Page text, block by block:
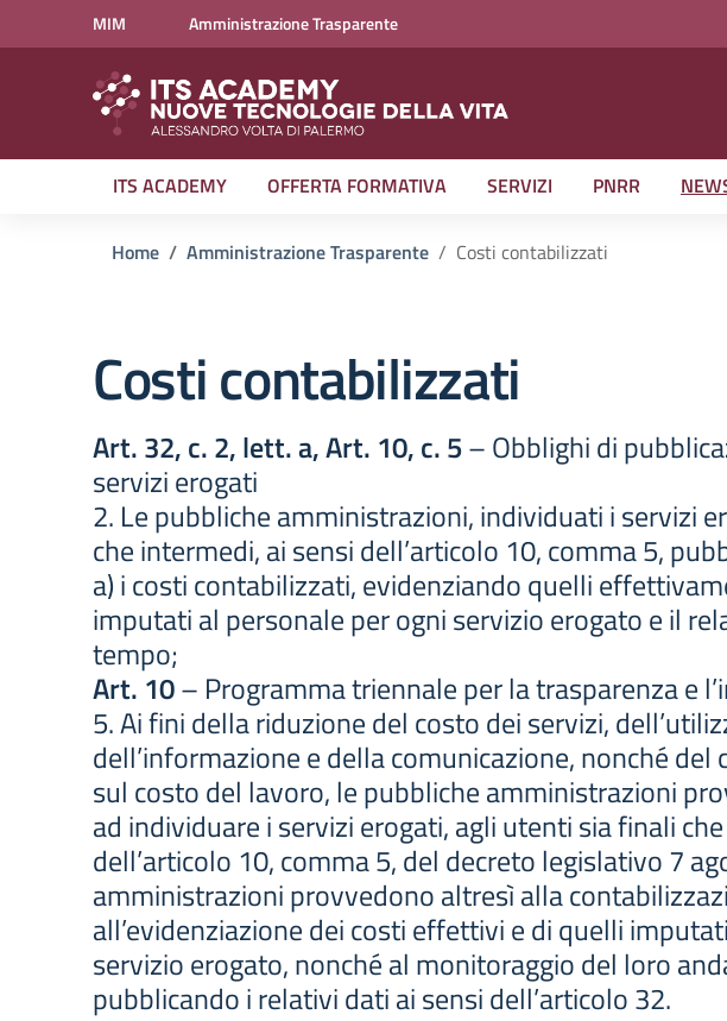
Vai ai contenuti
Vai al menu di navigazione
MIM Amministrazione Trasparente
ITS ACADEMY OFFERTA FORMATIVA SERVIZI PNRR
Home Amministrazione Trasparente Costi contabilizzati
Costi contabilizzati
Art. 32, c. 2, lett. a, Art. 10, c. 5– Obblighi di
servizi erogati
2. Le pubbliche amministrazioni, individuati i servizi
che intermedi, ai sensi dell’articolo 10, comma 5,
a) i costi contabilizzati, evidenziando quelli
imputati al personale per ogni servizio erogato e il
tempo;
Art. 10– Programma triennale per la trasparenza e
5. Ai fini della riduzione del costo dei servizi,
dell’informazione e della comunicazione, nonché
sul costo del lavoro, le pubbliche amministrazioni
ad individuare i servizi erogati, agli utenti sia finali
dell’articolo 10, comma 5, del decreto legislativo 7
amministrazioni provvedono altresì alla
all’evidenziazione dei costi effettivi e di quelli
servizio erogato, nonché al monitoraggio del loro
pubblicando i relativi dati ai sensi dell’articolo 32.